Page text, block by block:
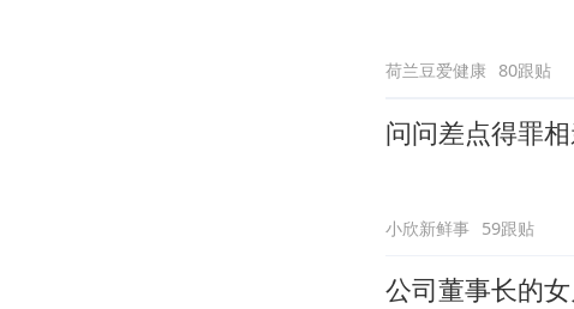
荷兰豆爱健康 80跟贴
问问差点得罪
小欣新鲜事 59跟贴
公司董事长的